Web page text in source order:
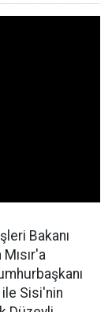
Bakanı
Sisi'nin